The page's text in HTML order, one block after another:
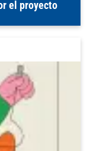
el proyecto